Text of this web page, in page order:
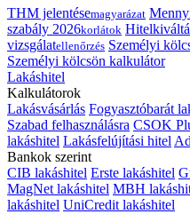
THM jelentésemagyarázat
szabály 2026korlátok
vizsgálatellenőrzés Személyi
Személyi kölcsön kalkulátor
Lakáshitel
Kalkulátorok
Lakásvásárlás Fogyasztóbarát
Szabad felhasználásra CSOK
lakáshitel Lakásfelújítási hitel
Bankok szerint
CIB lakáshitel Erste lakáshitel
MagNet lakáshitel MBH
lakáshitel UniCredit lakáshitel